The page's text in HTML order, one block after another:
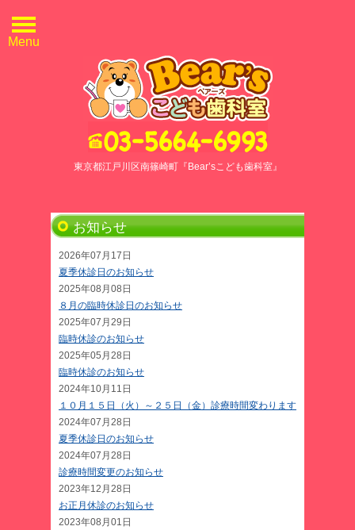
Menu
東京都江戸川区南篠崎町『Bear’sこども歯科室』
お知らせ
2026年07月17日
夏季休診日のお知らせ
2025年08月08日
８月の臨時休診日のお知らせ
2025年07月29日
臨時休診のお知らせ
2025年05月28日
臨時休診のお知らせ
2024年10月11日
１０月１５日（火）～２５日（金）診療時間変わります
2024年07月28日
夏季休診日のお知らせ
2024年07月28日
診療時間変更のお知らせ
2023年12月28日
お正月休診のお知らせ
2023年08月01日